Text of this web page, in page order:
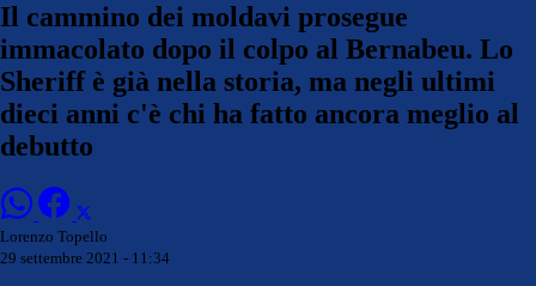
Il cammino dei moldavi prosegue
immacolato dopo il colpo al Bernabeu. Lo
Sheriff è già nella storia, ma negli ultimi
dieci anni c'è chi ha fatto ancora meglio al
debutto
Lorenzo Topello
29 settembre 2021 - 11:34